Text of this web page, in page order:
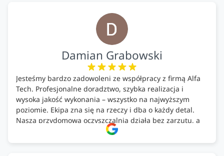
Damian Grabowski
Jesteśmy bardzo zadowoleni ze współpracy z firmą Alfa
Tech. Profesjonalne doradztwo, szybka realizacja i
wysoka jakość wykonania – wszystko na najwyższym
poziomie. Ekipa zna się na rzeczy i dba o każdy detal.
Nasza przydomowa oczyszczalnia działa bez zarzutu, a
całość została wykonana zgodnie z terminem i
ustaleniami. Z czystym sumieniem polecamy Alfa Tech